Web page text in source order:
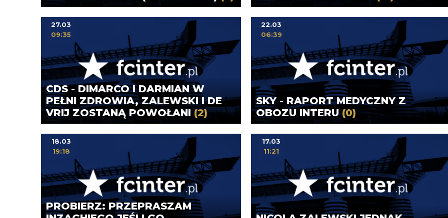
CDS - DIMARCO I DARMIAN W
PEŁNI ZDROWIA, ZALEWSKI I DE
VRIJ ZOSTANĄ POWOŁANI(2)
27.03
09:35
SKY - RAPORT MEDYCZNY Z
OBOZU INTERU(0)
22.03
06:39
PROBIERZ: PRZEPRASZAM
18.03
19:18
17.03
11:21